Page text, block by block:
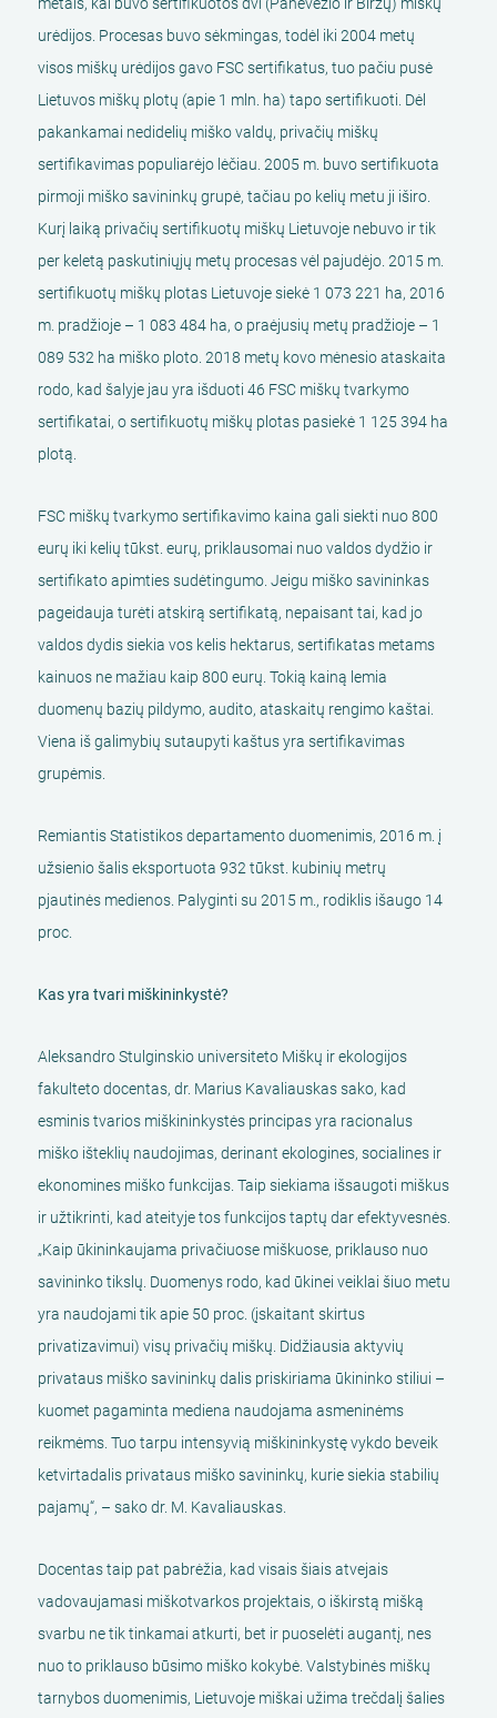
metais, kai buvo sertifikuotos dvi (Panevėžio ir Biržų) miškų
urėdijos. Procesas buvo sėkmingas, todėl iki 2004 metų
visos miškų urėdijos gavo FSC sertifikatus, tuo pačiu pusė
Lietuvos miškų plotų (apie 1 mln. ha) tapo sertifikuoti. Dėl
pakankamai nedidelių miško valdų, privačių miškų
sertifikavimas populiarėjo lėčiau. 2005 m. buvo sertifikuota
pirmoji miško savininkų grupė, tačiau po kelių metu ji iširo.
Kurį laiką privačių sertifikuotų miškų Lietuvoje nebuvo ir tik
per keletą paskutiniųjų metų procesas vėl pajudėjo. 2015 m.
sertifikuotų miškų plotas Lietuvoje siekė 1 073 221 ha, 2016
m. pradžioje – 1 083 484 ha, o praėjusių metų pradžioje – 1
089 532 ha miško ploto. 2018 metų kovo mėnesio ataskaita
rodo, kad šalyje jau yra išduoti 46 FSC miškų tvarkymo
sertifikatai, o sertifikuotų miškų plotas pasiekė 1 125 394 ha
plotą.
FSC miškų tvarkymo sertifikavimo kaina gali siekti nuo 800
eurų iki kelių tūkst. eurų, priklausomai nuo valdos dydžio ir
sertifikato apimties sudėtingumo. Jeigu miško savininkas
pageidauja turėti atskirą sertifikatą, nepaisant tai, kad jo
valdos dydis siekia vos kelis hektarus, sertifikatas metams
kainuos ne mažiau kaip 800 eurų. Tokią kainą lemia
duomenų bazių pildymo, audito, ataskaitų rengimo kaštai.
Viena iš galimybių sutaupyti kaštus yra sertifikavimas
grupėmis.
Remiantis Statistikos departamento duomenimis, 2016 m. į
užsienio šalis eksportuota 932 tūkst. kubinių metrų
pjautinės medienos. Palyginti su 2015 m., rodiklis išaugo 14
proc.
Kas yra tvari miškininkystė?
Aleksandro Stulginskio universiteto Miškų ir ekologijos
fakulteto docentas, dr. Marius Kavaliauskas sako, kad
esminis tvarios miškininkystės principas yra racionalus
miško išteklių naudojimas, derinant ekologines, socialines ir
ekonomines miško funkcijas. Taip siekiama išsaugoti miškus
ir užtikrinti, kad ateityje tos funkcijos taptų dar efektyvesnės.
„Kaip ūkininkaujama privačiuose miškuose, priklauso nuo
savininko tikslų. Duomenys rodo, kad ūkinei veiklai šiuo metu
yra naudojami tik apie 50 proc. (įskaitant skirtus
privatizavimui) visų privačių miškų. Didžiausia aktyvių
privataus miško savininkų dalis priskiriama ūkininko stiliui –
kuomet pagaminta mediena naudojama asmeninėms
reikmėms. Tuo tarpu intensyvią miškininkystę vykdo beveik
ketvirtadalis privataus miško savininkų, kurie siekia stabilių
pajamų“, – sako dr. M. Kavaliauskas.
Docentas taip pat pabrėžia, kad visais šiais atvejais
vadovaujamasi miškotvarkos projektais, o iškirstą mišką
svarbu ne tik tinkamai atkurti, bet ir puoselėti augantį, nes
nuo to priklauso būsimo miško kokybė. Valstybinės miškų
tarnybos duomenimis, Lietuvoje miškai užima trečdalį šalies